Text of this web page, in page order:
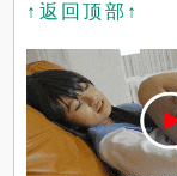
↑返回顶部↑